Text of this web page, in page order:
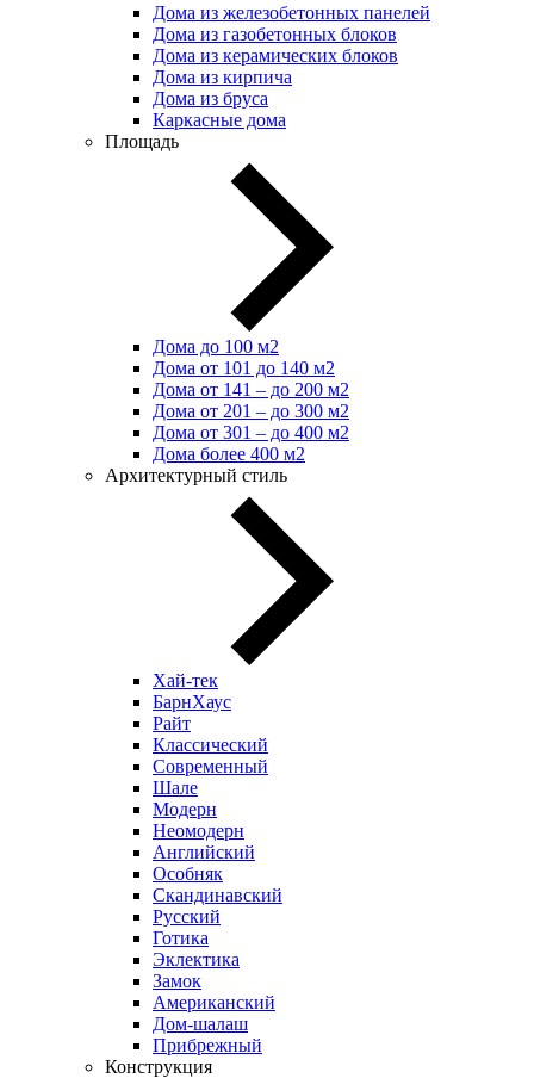
Дома из железобетонных панелей
Дома из газобетонных блоков
Дома из керамических блоков
Дома из кирпича
Дома из бруса
Каркасные дома
Площадь
Дома до 100 м2
Дома от 101 до 140 м2
Дома от 141 – до 200 м2
Дома от 201 – до 300 м2
Дома от 301 – до 400 м2
Дома более 400 м2
Архитектурный стиль
Хай-тек
БарнХаус
Райт
Классический
Современный
Шале
Модерн
Неомодерн
Английский
Особняк
Скандинавский
Русский
Готика
Эклектика
Замок
Американский
Дом-шалаш
Прибрежный
Конструкция